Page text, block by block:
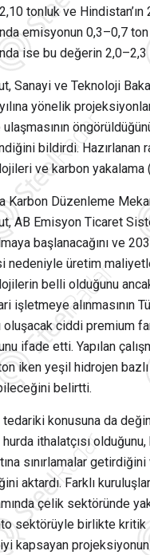
2,10 tonluk ve
emisyonun 0,3–0,7
ise bu değerin 2,0–2,3
Sanayi ve Teknoloji
yönelik
ulaşmasının
bildirdi. Hazırlanan
ve karbon yakalama
Karbon Düzenleme
AB Emisyon Ticaret
başlanacağını ve
nedeniyle üretim
belli olduğunu
işletmeye alınmasının
oluşacak ciddi premium
ifade etti. Yapılan
iken yeşil hidrojen
belirtti.
tedariki konusuna da
hurda ithalatçısı olduğunu,
sınırlamalar
aktardı. Farklı
çelik sektöründe
sektörüyle birlikte kritik
kapsayan